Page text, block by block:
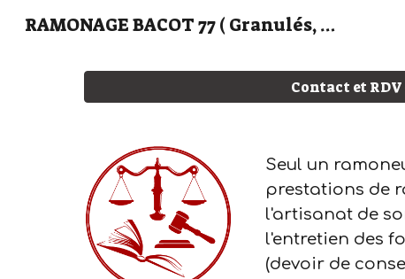
RAMONAGE BACOT 77 ( Granulés, Bois, Fioul, Gaz)
Contact et
Seul un
prestations de
l'artisanat de
l'entretien des
(devoir de